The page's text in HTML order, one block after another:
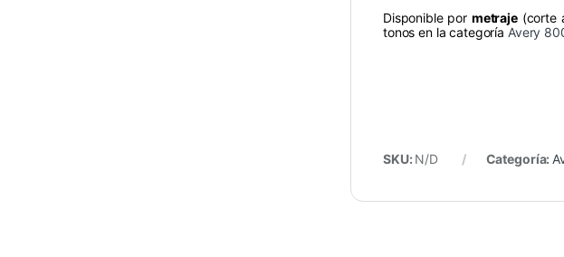
Disponible por metraje(corte
tonos en la categoría Avery
SKU: N/D Categoría: